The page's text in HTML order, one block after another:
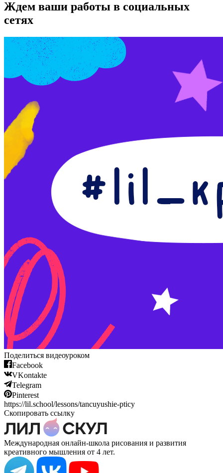
Ждем ваши работы в социальных
сетях
Поделиться видеоуроком
Facebook
VKontakte
Telegram
Pinterest
https://lil.school/lessons/tancuyushie-pticy
Скопировать ссылку
Международная онлайн-школа рисования и развития
креативного мышления от 4 лет.